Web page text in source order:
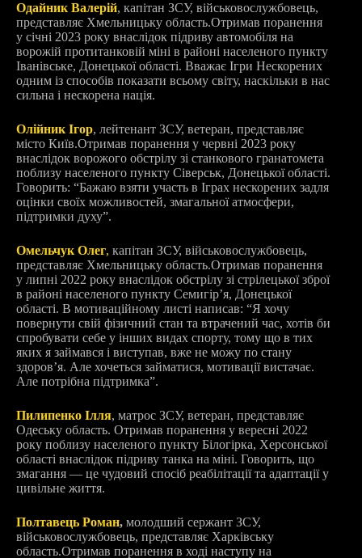
Одайник Валерій, капітан ЗСУ, військовослужбовець,
представляє Хмельницьку область.Отримав поранення
у січні 2023 року внаслідок підриву автомобіля на
ворожій протитанковій міні в районі населеного пункту
Іванівське, Донецької області. Вважає Ігри Нескорених
одним із способів показати всьому світу, наскільки в нас
сильна і нескорена нація.
Олійник Ігор, лейтенант ЗСУ, ветеран, представляє
місто Київ.Отримав поранення у червні 2023 року
внаслідок ворожого обстрілу зі станкового гранатомета
поблизу населеного пункту Сіверськ, Донецької області.
Говорить: “Бажаю взяти участь в Іграх нескорених задля
оцінки своїх можливостей, змагальної атмосфери,
підтримки духу”.
Омельчук Олег, капітан ЗСУ, військовослужбовець,
представляє Хмельницьку область.Отримав поранення
у липні 2022 року внаслідок обстрілу зі стрілецької зброї
в районі населеного пункту Семигір’я, Донецької
області. В мотиваційному листі написав: “Я хочу
повернути свій фізичний стан та втрачений час, хотів би
спробувати себе у інших видах спорту, тому що в тих
яких я займався і виступав, вже не можу по стану
здоров’я. Але хочеться займатися, мотивації вистачає.
Але потрібна підтримка”.
Пилипенко Ілля, матрос ЗСУ, ветеран, представляє
Одеську область. Отримав поранення у вересні 2022
року поблизу населеного пункту Білогірка, Херсонської
області внаслідок підриву танка на міні. Говорить, що
змагання — це чудовий спосіб реабілітації та адаптації у
цивільне життя.
Полтавець Роман, молодший сержант ЗСУ,
військовослужбовець, представляє Харківську
область.Отримав поранення в ході наступу на